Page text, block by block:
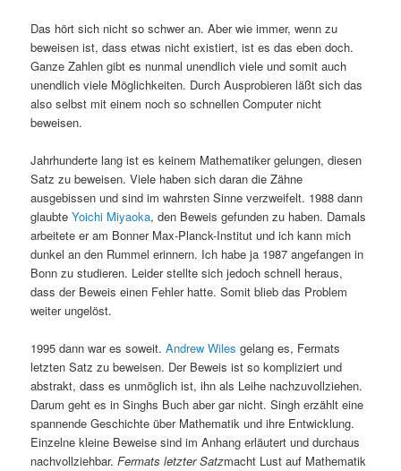
Das hört sich nicht so schwer an. Aber wie immer, wenn zu
beweisen ist, dass etwas nicht existiert, ist es das eben doch.
Ganze Zahlen gibt es nunmal unendlich viele und somit auch
unendlich viele Möglichkeiten. Durch Ausprobieren läßt sich das
also selbst mit einem noch so schnellen Computer nicht
beweisen.
Jahrhunderte lang ist es keinem Mathematiker gelungen, diesen
Satz zu beweisen. Viele haben sich daran die Zähne
ausgebissen und sind im wahrsten Sinne verzweifelt. 1988 dann
glaubteYoichi Miyaoka, den Beweis gefunden zu haben. Damals
arbeitete er am Bonner Max-Planck-Institut und ich kann mich
dunkel an den Rummel erinnern. Ich habe ja 1987 angefangen in
Bonn zu studieren. Leider stellte sich jedoch schnell heraus,
dass der Beweis einen Fehler hatte. Somit blieb das Problem
weiter ungelöst.
1995 dann war es soweit.Andrew Wiles gelang es, Fermats
letzten Satz zu beweisen. Der Beweis ist so kompliziert und
abstrakt, dass es unmöglich ist, ihn als Leihe nachzuvollziehen.
Darum geht es in Singhs Buch aber gar nicht. Singh erzählt eine
spannende Geschichte über Mathematik und ihre Entwicklung.
Einzelne kleine Beweise sind im Anhang erläutert und durchaus
nachvollziehbar.Fermats letzter Satzmacht Lust auf Mathematik